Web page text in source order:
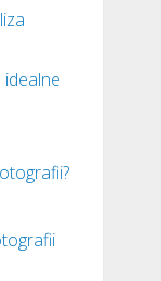
idealne